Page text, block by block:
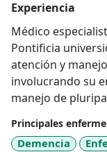
Experiencia
Médico
Pontificia
atención y
involucrando su
manejo de
Principales
Demencia